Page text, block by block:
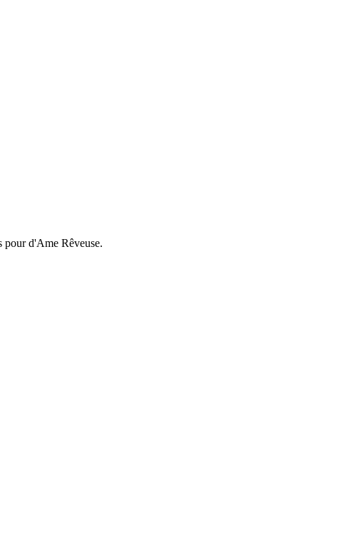
pour d'Ame Rêveuse.